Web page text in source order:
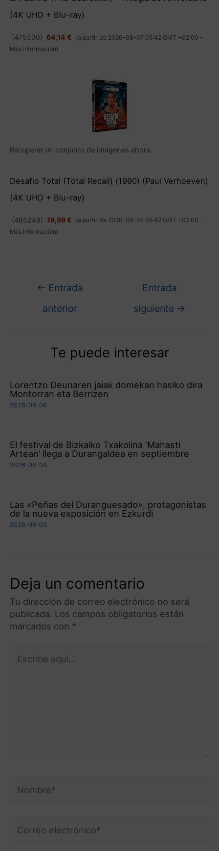
(4K UHD + Blu-ray)
(475530) 64,14 €
(a partir de 2026-08-07 05:42 GMT +02:00 -
Más información)
Recuperar un conjunto de imágenes ahora.
Desafio Total (Total Recall) (1990) (Paul Verhoeven)
(4K UHD + Blu-ray)
(485249) 19,99 €
(a partir de 2026-08-07 05:42 GMT +02:00 -
Más información)
← Entrada
anterior
Entrada
siguiente →
Te puede interesar
Lorentzo Deunaren jaiak domekan hasiko dira
Montorran eta Berrizen
2026-08-06
El festival de Bizkaiko Txakolina ‘Mahasti
Artean’ llega a Durangaldea en septiembre
2026-08-04
Las «Peñas del Duranguesado», protagonistas
de la nueva exposición en Ezkurdi
2026-08-03
Deja un comentario
Tu dirección de correo electrónico no será
publicada. Los campos obligatorios están
marcados con *